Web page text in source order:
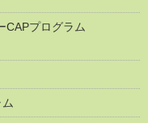
CAPプログラム